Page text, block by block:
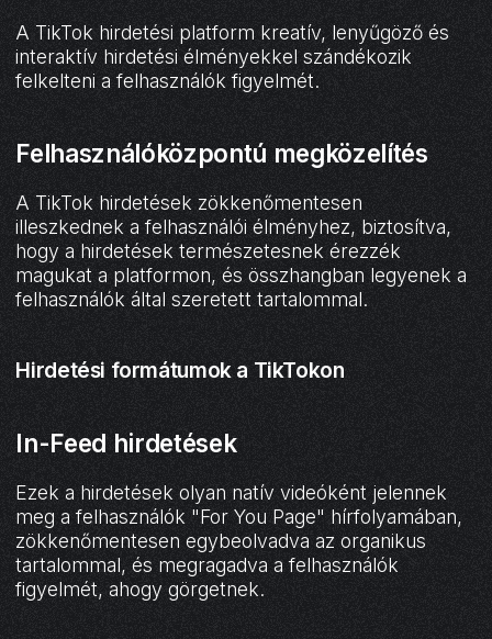
A TikTok hirdetési platform kreatív, lenyűgöző és
interaktív hirdetési élményekkel szándékozik
felkelteni a felhasználók figyelmét.
Felhasználóközpontú megközelítés
A TikTok hirdetések zökkenőmentesen
illeszkednek a felhasználói élményhez, biztosítva,
hogy a hirdetések természetesnek érezzék
magukat a platformon, és összhangban legyenek a
felhasználók által szeretett tartalommal.
Hirdetési formátumok a TikTokon
In-Feed hirdetések
Ezek a hirdetések olyan natív videóként jelennek
meg a felhasználók "For You Page" hírfolyamában,
zökkenőmentesen egybeolvadva az organikus
tartalommal, és megragadva a felhasználók
figyelmét, ahogy görgetnek.